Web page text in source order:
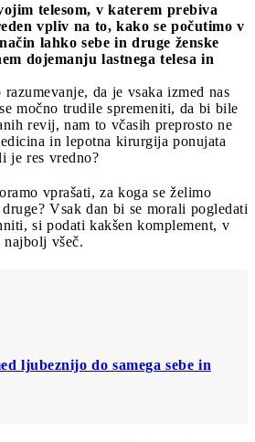
telesom, v katerem prebiva
vpliv na to, kako se počutimo v
lahko sebe in druge ženske
dojemanju lastnega telesa in
da je vsaka izmed nas
močno trudile spremeniti, da bi bile
revij, nam to včasih preprosto ne
in lepotna kirurgija ponujata
je res vredno?
vprašati, za koga se želimo
Vsak dan bi se morali pogledati
si podati kakšen komplement, v
všeč.
ljubeznijo do samega sebe in